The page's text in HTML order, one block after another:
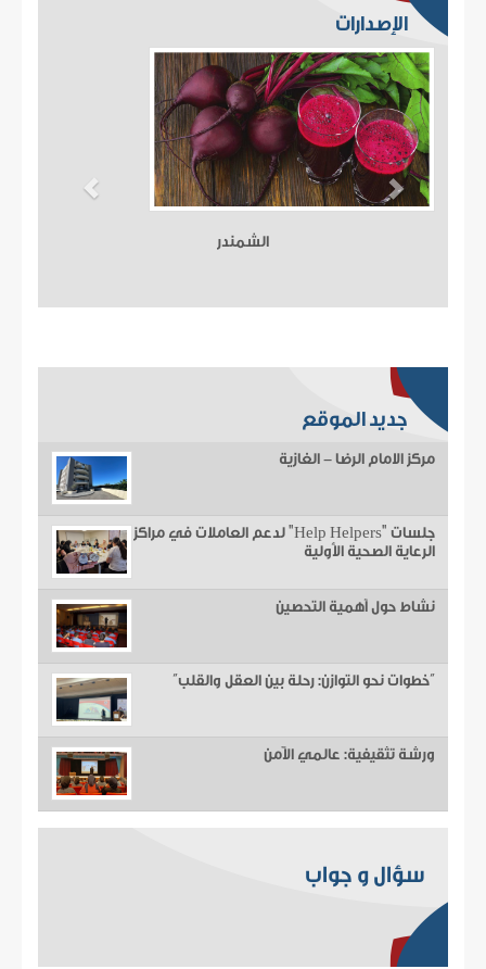
الإصدارات
الشمندر
جديد الموقع
مركز الامام الرضا - الغازية
جلسات "Help Helpers" لدعم العاملات في مراكز
الرعاية الصحية الأولية
نشاط حول أهمية التحصين
“خطوات نحو التوازن: رحلة بين العقل والقلب”
ورشة تثقيفية: عالمي الآمن
سؤال و جواب